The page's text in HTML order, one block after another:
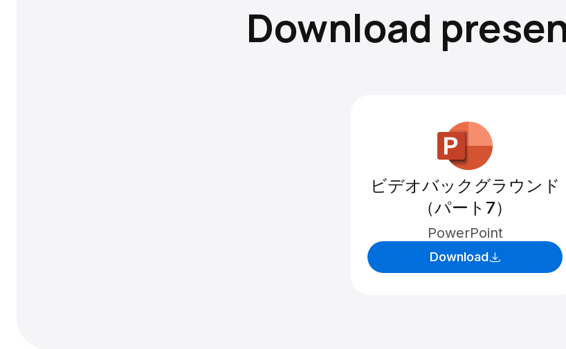
Download
ビデオバックグラウンド
（パート7）
PowerPoint
Download